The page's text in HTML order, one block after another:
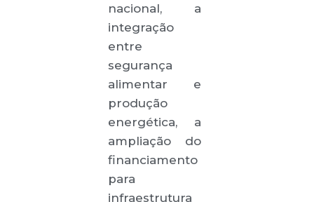
nacional, a
integração
entre
segurança
alimentar e
produção
energética, a
ampliação do
financiamento
para
infraestrutura